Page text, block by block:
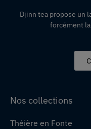
Djinn tea propose un
forcément
Nos collections
Théière en Fonte